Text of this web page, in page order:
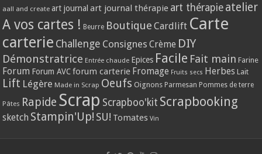
aall and create art journal art journal thérapie art thérapie atelier
A vos cartes ! Beurre Boutique Cardlift Carte
carterie Challenge Consignes Crème DIY
Démonstratrice Entrée chaude Epices Facile Fait main Farine
Forum Forum AVC forum carterie Fromage Fruits secs Herbes Lait
Lift Légère Made in Scrap Oeufs Oignons Parmesan Pommes de terre
Pâtes Rapide Scrap Scrapboo'kit Scrapbooking
sketch Stampin'Up! SU! Tomates Vin